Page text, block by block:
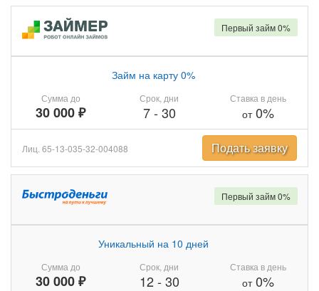
Сумма до
30 000 ₽
Займ на карту 0%
Срок, дни
7- 30
Ставка в день
от0%
Первый займ 0%
Лиц. 65-13-035-32-004088 Подать заявку
Сумма до
30 000 ₽
Уникальный на 10 дней
Срок, дни
12- 30
Ставка в день
от0%
Первый займ 0%